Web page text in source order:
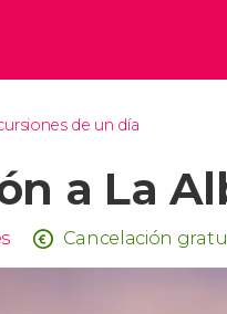
Reino
de un día
a La
Cancelación